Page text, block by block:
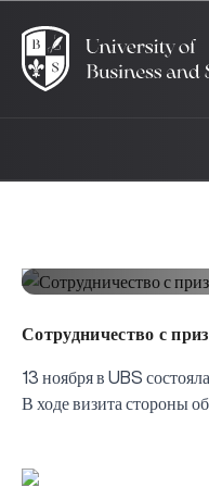
Сотрудничество с
13 ноября в UBS
В ходе визита стороны